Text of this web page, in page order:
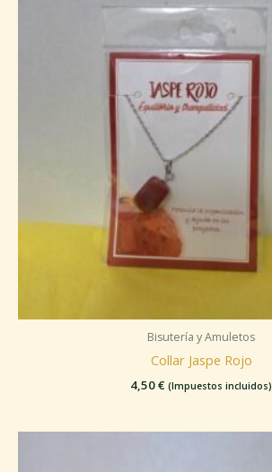
Bisutería y Amuletos
Collar Jaspe Rojo
4,50€ (Impuestos incluidos)